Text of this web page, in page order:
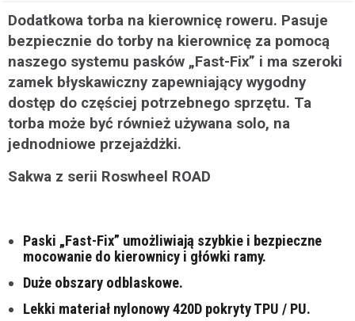
Dodatkowa torba na kierownicę roweru. Pasuje
bezpiecznie do torby na kierownicę za pomocą
naszego systemu pasków „Fast-Fix” i ma szeroki
zamek błyskawiczny zapewniający wygodny
dostęp do częściej potrzebnego sprzętu. Ta
torba może być również używana solo, na
jednodniowe przejażdżki.
Sakwa z serii Roswheel ROAD
Paski „Fast-Fix” umożliwiają szybkie i bezpieczne
mocowanie do kierownicy i główki ramy.
Duże obszary odblaskowe.
Lekki materiał nylonowy 420D pokryty TPU / PU.